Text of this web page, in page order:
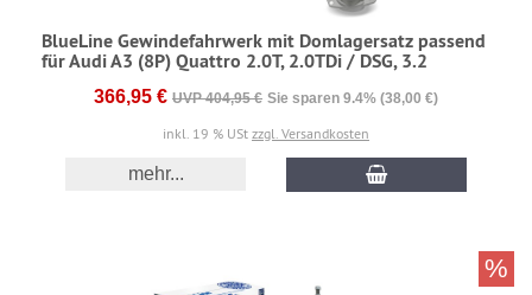
BlueLine Gewindefahrwerk mit Domlagersatz passend
für Audi A3 (8P) Quattro 2.0T, 2.0TDi / DSG, 3.2
366,95 € UVP 404,95 € Sie sparen 9.4% (38,00 €)
inkl. 19 % USt zzgl. Versandkosten
mehr...
%